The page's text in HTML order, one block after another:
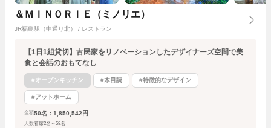
＆ＭＩＮＯＲＩＥ（ミノリエ）
JR福島駅（中通り北） / レストラン
【1日1組貸切】古民家をリノベーションしたデザイナーズ空間で美
食と会話のおもてなし
#オープンキッチン #木目調 #特徴的なデザイン
#アットホーム
金額 50名：1,850,542円
人数着席2名～58名